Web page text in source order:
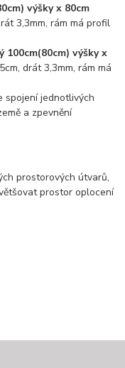
výšky x 80cm
3,3mm, rám má profil
výšky x
drát 3,3mm, rám má
spojení jednotlivých
a zpevnění
prostorových útvarů,
prostor oplocení